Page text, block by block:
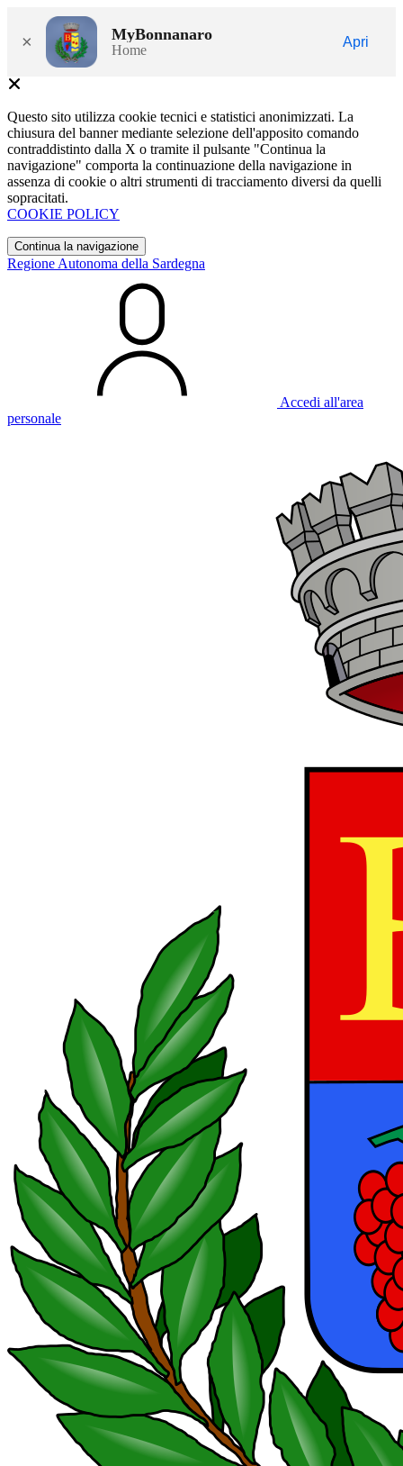
× MyBonnanaro
Home
Apri
Questo sito utilizza cookie tecnici e statistici anonimizzati. La
chiusura del banner mediante selezione dell'apposito comando
contraddistinto dalla X o tramite il pulsante "Continua la
navigazione" comporta la continuazione della navigazione in
assenza di cookie o altri strumenti di tracciamento diversi da quelli
sopracitati.
COOKIE POLICY
Continua la navigazione
Regione Autonoma della Sardegna
Accedi all'area
personale